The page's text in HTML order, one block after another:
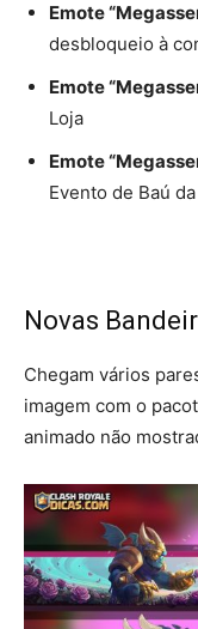
Emote
desbloqueio à
Emote
Loja
Emote
Evento de Baú
Novas
Chegam vários
imagem com o
animado não